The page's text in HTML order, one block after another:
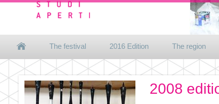
The festival 2016 Edition The region
2008